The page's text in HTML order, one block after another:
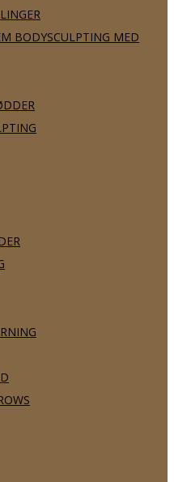
BODYSCULPTING MED